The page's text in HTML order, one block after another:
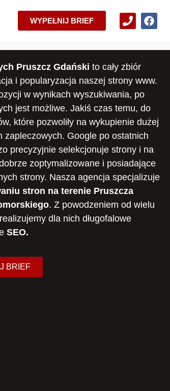
WYPEŁNIJ BRIEF
Pruszcz Gdański to cały zbiór
i popularyzacja naszej strony www.
w wynikach wyszukiwania, po
jest możliwe. Jakiś czas temu, do
które pozwoliły na wykupienie dużej
Google po ostatnich
precyzyjnie selekcjonuje strony i na
zoptymalizowane i posiadające
strony. Nasza agencja specjalizuje
stron na terenie Pruszcza
. Z powodzeniem od wielu
dla nich długofalowe
SEO.
BRIEF